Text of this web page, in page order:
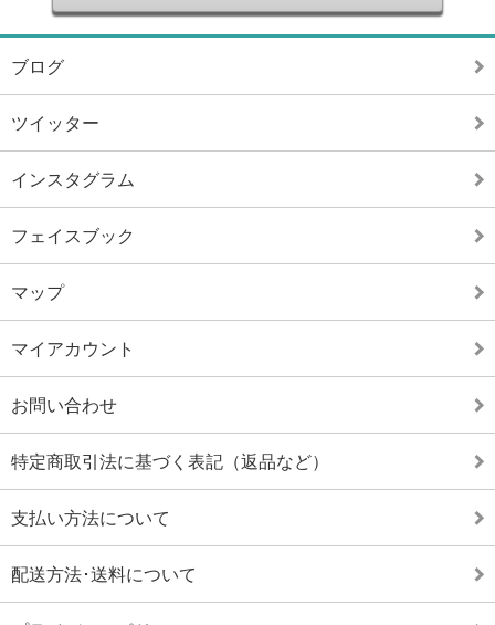
ブログ
ツイッター
インスタグラム
フェイスブック
マップ
マイアカウント
お問い合わせ
特定商取引法に基づく表記（返品など）
支払い方法について
配送方法･送料について